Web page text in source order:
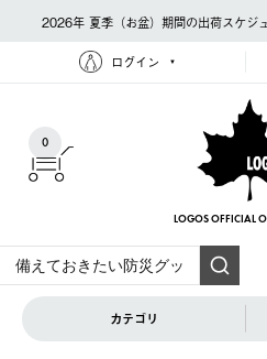
2026年 夏季（お盆）期間の出荷スケジ
ログイン
0
LOGOS OFFICIAL
カテゴリ